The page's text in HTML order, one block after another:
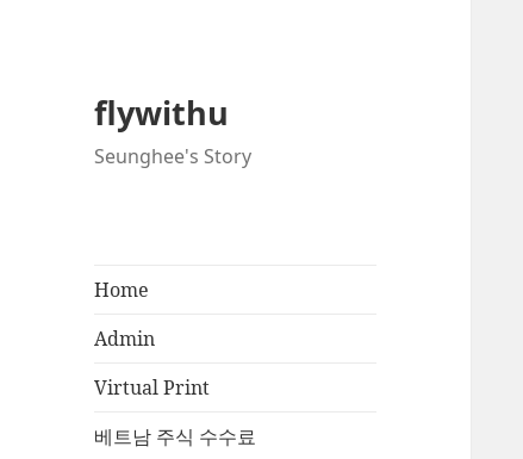
flywithu
Seunghee's Story
Home
Admin
Virtual Print
베트남 주식 수수료